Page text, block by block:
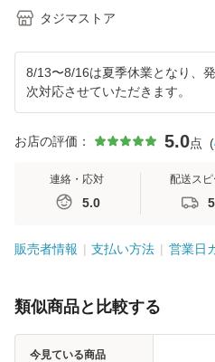
タジマストア
8/13〜8/16は夏季休業となり、
次対応させていただきます。
お店の評価： 5.0点 (
連絡・応対
5.0
配送スピ
販売者情報 支払い方法 営業日
類似商品と比較する
今見ている商品